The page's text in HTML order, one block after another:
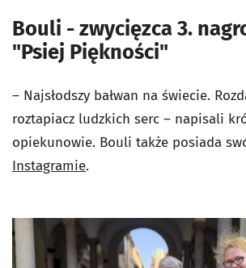
Bouli - zwycięzca 3.
"Psiej Piękności"
– Najsłodszy bałwan na świecie.
roztapiacz ludzkich serc – napisali
opiekunowie. Bouli także posiada
Instagramie.